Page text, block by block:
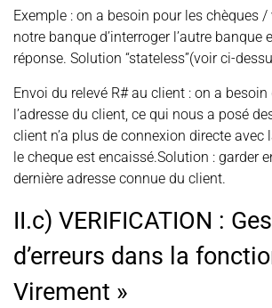
Exemple : on a besoin pour les chèques
notre banque d’interroger l’autre banque
réponse. Solution “stateless”(voir ci-
Envoi du relevé R# au client : on a
l’adresse du client, ce qui nous a posé
client n’a plus de connexion directe avec
le cheque est encaissé.Solution : garder
dernière adresse connue du client.
II.c) VERIFICATION :
d’erreurs dans la
Virement »